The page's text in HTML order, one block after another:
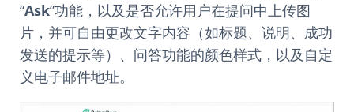
“Ask”功能，以及是否允许用户在提问中上传图
片，并可自由更改文字内容（如标题、说明、成功
发送的提示等）、问答功能的颜色样式，以及自定
义电子邮件地址。